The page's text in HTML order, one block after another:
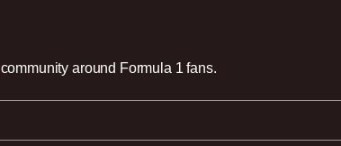
around Formula 1 fans.